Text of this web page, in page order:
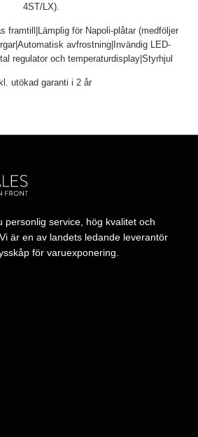
4ST/LX).
framtill|Lämplig för Napoli-plåtar (medföljer
avfrostning|Invändig LED-
regulator och temperaturdisplay|Styrhjul
utökad garanti i 2 år
personlig service, hög kvalitet och
är en av landets ledande leverantör
för varuexponering.